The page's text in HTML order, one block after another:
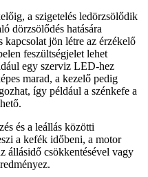
a szigetelés ledörzsölődik
dörzsölődés hatására
kapcsolat jön létre az érzékelő
feszültségjelet lehet
egy szerviz LED-hez
marad, a kezelő pedig
így például a szénkefe a
és a leállás közötti
a kefék időbeni, a motor
állásidő csökkentésével vagy